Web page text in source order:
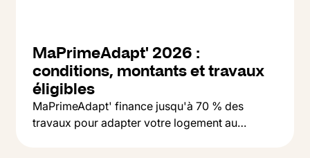
MaPrimeAdapt' 2026 :
conditions, montants et travaux
éligibles
MaPrimeAdapt' finance jusqu'à 70 % des
travaux pour adapter votre logement au